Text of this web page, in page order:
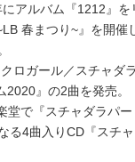
アルバム『1212』を
春まつり~』を開催
ロガール／スチャダ
2020』の2曲を発売。
堂で『スチャダラパ
る4曲入りCD『スチ